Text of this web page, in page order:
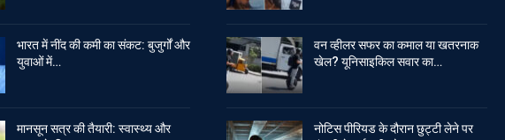
भारत में नींद की कमी का संकट: बुजुर्गों और
युवाओं में…
मानसून सत्र की तैयारी: स्वास्थ्य और
वन व्हीलर सफर का कमाल या खतरनाक
खेल? यूनिसाइकिल सवार का…
नोटिस पीरियड के दौरान छुट्टी लेने पर